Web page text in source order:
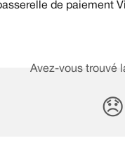
de paiement
Avez-vous trouvé
😞